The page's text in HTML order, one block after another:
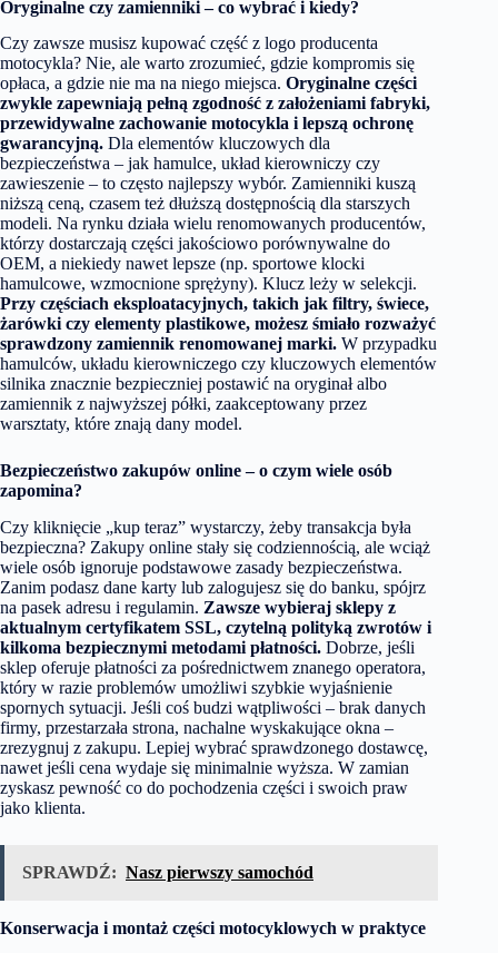
Oryginalne czy zamienniki – co wybrać i kiedy?
Czy zawsze musisz kupować część z logo producenta
motocykla? Nie, ale warto zrozumieć, gdzie kompromis się
opłaca, a gdzie nie ma na niego miejsca. Oryginalne części
zwykle zapewniają pełną zgodność z założeniami fabryki,
przewidywalne zachowanie motocykla i lepszą ochronę
gwarancyjną. Dla elementów kluczowych dla
bezpieczeństwa – jak hamulce, układ kierowniczy czy
zawieszenie – to często najlepszy wybór. Zamienniki kuszą
niższą ceną, czasem też dłuższą dostępnością dla starszych
modeli. Na rynku działa wielu renomowanych producentów,
którzy dostarczają części jakościowo porównywalne do
OEM, a niekiedy nawet lepsze (np. sportowe klocki
hamulcowe, wzmocnione sprężyny). Klucz leży w selekcji.
Przy częściach eksploatacyjnych, takich jak filtry, świece,
żarówki czy elementy plastikowe, możesz śmiało rozważyć
sprawdzony zamiennik renomowanej marki. W przypadku
hamulców, układu kierowniczego czy kluczowych elementów
silnika znacznie bezpieczniej postawić na oryginał albo
zamiennik z najwyższej półki, zaakceptowany przez
warsztaty, które znają dany model.
Bezpieczeństwo zakupów online – o czym wiele osób
zapomina?
Czy kliknięcie „kup teraz” wystarczy, żeby transakcja była
bezpieczna? Zakupy online stały się codziennością, ale wciąż
wiele osób ignoruje podstawowe zasady bezpieczeństwa.
Zanim podasz dane karty lub zalogujesz się do banku, spójrz
na pasek adresu i regulamin. Zawsze wybieraj sklepy z
aktualnym certyfikatem SSL, czytelną polityką zwrotów i
kilkoma bezpiecznymi metodami płatności. Dobrze, jeśli
sklep oferuje płatności za pośrednictwem znanego operatora,
który w razie problemów umożliwi szybkie wyjaśnienie
spornych sytuacji. Jeśli coś budzi wątpliwości – brak danych
firmy, przestarzała strona, nachalne wyskakujące okna –
zrezygnuj z zakupu. Lepiej wybrać sprawdzonego dostawcę,
nawet jeśli cena wydaje się minimalnie wyższa. W zamian
zyskasz pewność co do pochodzenia części i swoich praw
jako klienta.
SPRAWDŹ: Nasz pierwszy samochód
Konserwacja i montaż części motocyklowych w praktyce